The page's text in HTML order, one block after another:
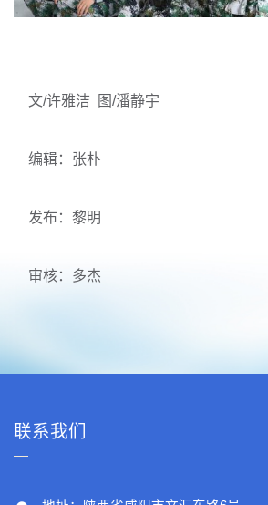
文/许雅洁 图/潘静宇
编辑：张朴
发布：黎明
审核：多杰
联系我们